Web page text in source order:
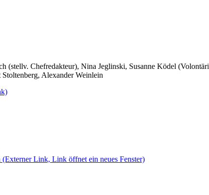
(stellv. Chefredakteur), Nina Jeglinski, Susanne Ködel
Alexander Weinlein
(Externer Link, Link öffnet ein neues Fenster)